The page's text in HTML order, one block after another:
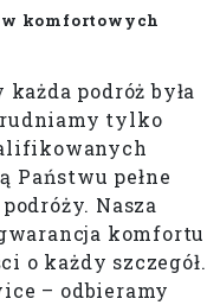
w komfortowych
podróż była
tylko
Państwu pełne
Nasza
komfortu
o każdy szczegół.
– odbieramy